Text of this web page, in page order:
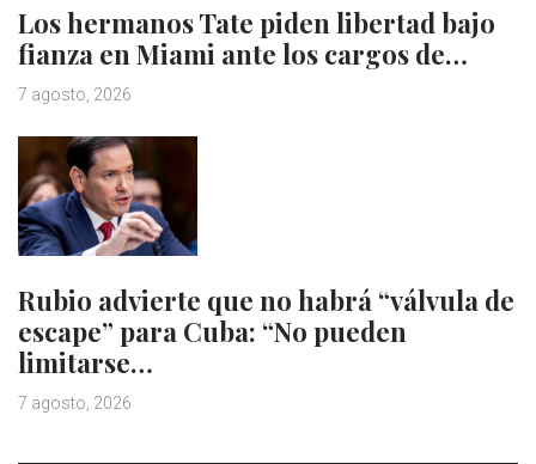
Los hermanos Tate piden libertad bajo
fianza en Miami ante los cargos de…
7 agosto, 2026
Rubio advierte que no habrá “válvula de
escape” para Cuba: “No pueden
limitarse…
7 agosto, 2026